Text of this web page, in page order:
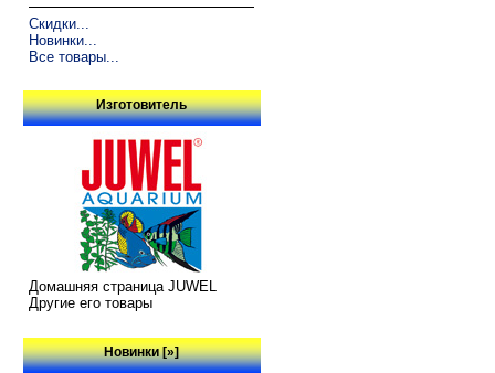
Скидки...
Новинки...
Все товары...
Изготовитель
Домашняя страница JUWEL
Другие его товары
Новинки [»]